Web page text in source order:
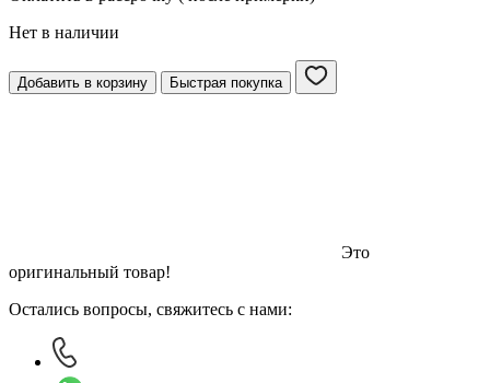
Нет в наличии
Добавить в корзину Быстрая покупка
Это
оригинальный товар!
Остались вопросы, свяжитесь с нами: